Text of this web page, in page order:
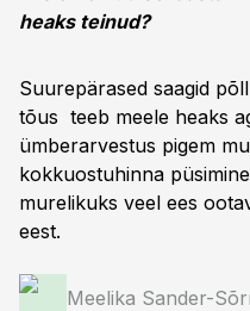
heaks teinud?
Suurepärased saagid
tõus teeb meele heaks
ümberarvestus pigem
kokkuostuhinna
murelikuks veel ees
eest.
Meelika Sander-